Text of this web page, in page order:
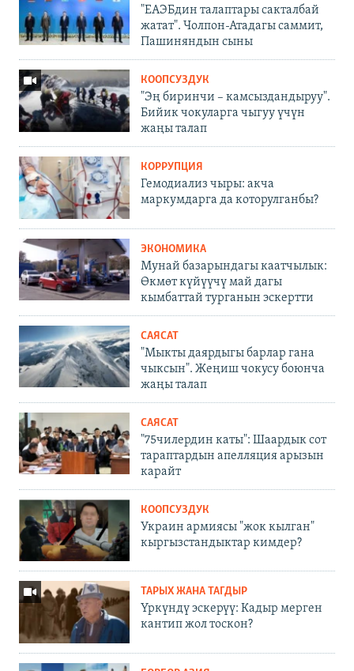
"ЕАЭБдин талаптары сакталбай
жатат". Чолпон-Атадагы саммит,
Пашиняндын сыны
КООПСУЗДУК
"Эң биринчи – камсыздандыруу".
Бийик чокуларга чыгуу үчүн
жаңы талап
КОРРУПЦИЯ
Гемодиализ чыры: акча
маркумдарга да которулганбы?
ЭКОНОМИКА
Мунай базарындагы каатчылык:
Өкмөт күйүүчү май дагы
кымбаттай турганын эскертти
САЯСАТ
"Мыкты даярдыгы барлар гана
чыксын". Жеңиш чокусу боюнча
жаңы талап
САЯСАТ
"75чилердин каты": Шаардык сот
тараптардын апелляция арызын
карайт
КООПСУЗДУК
Украин армиясы "жок кылган"
кыргызстандыктар кимдер?
ТАРЫХ ЖАНА ТАГДЫР
Үркүндү эскерүү: Кадыр мерген
кантип жол тоскон?